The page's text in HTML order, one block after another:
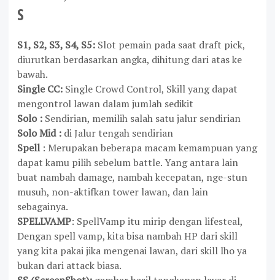
S
S1, S2, S3, S4, S5: Slot pemain pada saat draft pick,
diurutkan berdasarkan angka, dihitung dari atas ke
bawah.
Single CC: Single Crowd Control, Skill yang dapat
mengontrol lawan dalam jumlah sedikit
Solo : Sendirian, memilih salah satu jalur sendirian
Solo Mid : di Jalur tengah sendirian
Spell : Merupakan beberapa macam kemampuan yang
dapat kamu pilih sebelum battle. Yang antara lain
buat nambah damage, nambah kecepatan, nge-stun
musuh, non-aktifkan tower lawan, dan lain
sebagainya.
SPELLVAMP: SpellVamp itu mirip dengan lifesteal,
Dengan spell vamp, kita bisa nambah HP dari skill
yang kita pakai jika mengenai lawan, dari skill lho ya
bukan dari attack biasa.